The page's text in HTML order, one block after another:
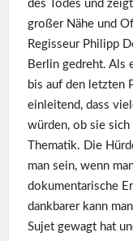
des Todes und
großer Nähe und
Regisseur Philipp
Berlin gedreht. Als
bis auf den letzten
einleitend, dass
würden, ob sie sich
Thematik. Die
man sein, wenn
dokumentarische
dankbarer kann
Sujet gewagt hat